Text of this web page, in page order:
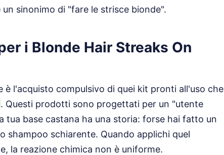
sinonimo di "fare le strisce bionde".
i Blonde Hair Streaks On
l'acquisto compulsivo di quei kit pronti all'uso che
Questi prodotti sono progettati per un "utente
tua base castana ha una storia: forse hai fatto un
shampoo schiarente. Quando applichi quel
la reazione chimica non è uniforme.